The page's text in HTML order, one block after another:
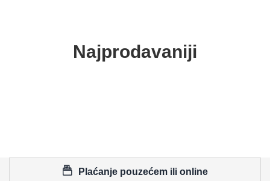
Najprodavaniji
Plaćanje pouzećem ili online